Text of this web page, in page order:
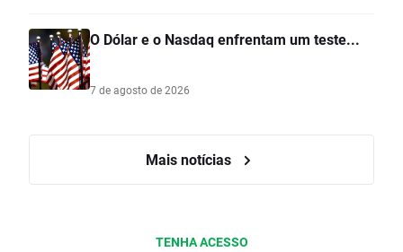
O Dólar e o Nasdaq enfrentam um teste...
7 de agosto de 2026
Mais notícias
TENHA ACESSO